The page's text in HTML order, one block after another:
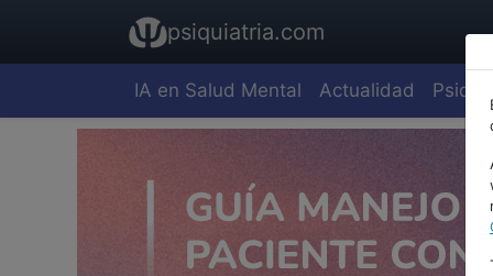
psiquiatria.com
IA en Salud Mental Actualidad